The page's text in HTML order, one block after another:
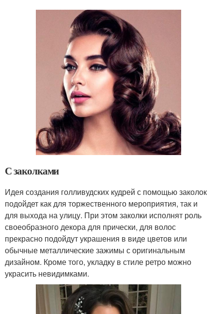
С заколками
Идея создания голливудских кудрей с помощью заколок
подойдет как для торжественного мероприятия, так и
для выхода на улицу. При этом заколки исполнят роль
своеобразного декора для прически, для волос
прекрасно подойдут украшения в виде цветов или
обычные металлические зажимы с оригинальным
дизайном. Кроме того, укладку в стиле ретро можно
украсить невидимками.